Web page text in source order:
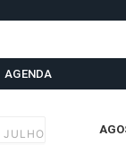
AGENDA
JULHO